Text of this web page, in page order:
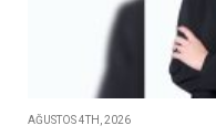
AĞUSTOS 4TH, 2026